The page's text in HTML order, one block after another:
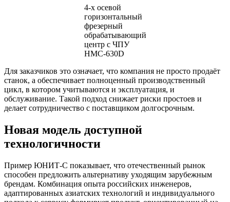
4-х осевой
горизонтальный
фрезерный
обрабатывающий
центр с ЧПУ
HMC-630D
Для заказчиков это означает, что компания не просто продаёт
станок, а обеспечивает полноценный производственный
цикл, в котором учитываются и эксплуатация, и
обслуживание. Такой подход снижает риски простоев и
делает сотрудничество с поставщиком долгосрочным.
Новая модель доступной
технологичности
Пример ЮНИТ-С показывает, что отечественный рынок
способен предложить альтернативу уходящим зарубежным
брендам. Комбинация опыта российских инженеров,
адаптированных азиатских технологий и индивидуального